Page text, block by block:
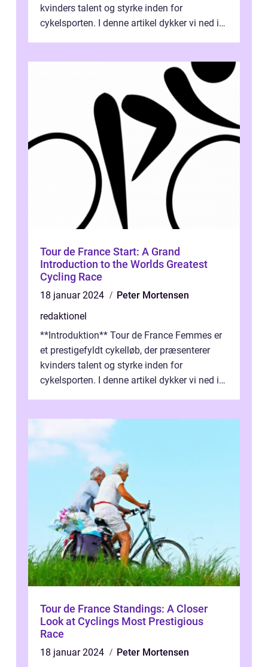
kvinders talent og styrke inden for
cykelsporten. I denne artikel dykker vi ned i
Tour de France Start: A Grand
Introduction to the Worlds Greatest
Cycling Race
18 januar 2024
Peter Mortensen
redaktionel
**Introduktion** Tour de France Femmes er
et prestigefyldt cykelløb, der præsenterer
kvinders talent og styrke inden for
cykelsporten. I denne artikel dykker vi ned i
Tour de France Standings: A Closer
Look at Cyclings Most Prestigious
Race
18 januar 2024
Peter Mortensen